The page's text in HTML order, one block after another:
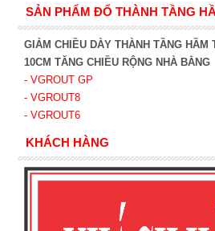
SẢN PHẨM ĐỔ THÀNH TẦNG
GIẢM CHIỀU DÀY THÀNH TẦNG HẦM
10CM TĂNG CHIỀU RỘNG NHÀ BẰNG
- VGROUT GP
- VGROUT8
- VGROUT6
KHÁCH HÀNG